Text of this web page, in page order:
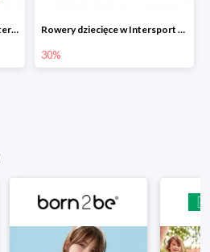
Kurtki i spodnie zimowe w Intersport do -50% Rowery dziecięce w Intersport do -30%
30%